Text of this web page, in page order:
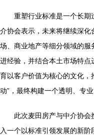
重塑行业标准是一个长期
介协会表示，未来将继续深
场、商业地产等细分领域的
进经验，并结合本土市场特
育以客户价值为核心的文化，
动”，最终构建一个透明、专
此次麦田房产与中介协
入一个以标准引领发展的新